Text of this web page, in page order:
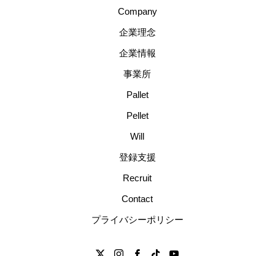
Company
企業理念
企業情報
事業所
Pallet
Pellet
Will
登録支援
Recruit
Contact
プライバシーポリシー